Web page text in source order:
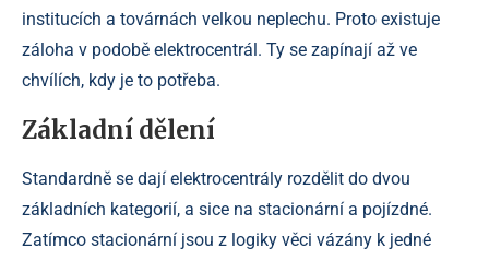
institucích a továrnách velkou neplechu. Proto existuje
záloha v podobě elektrocentrál. Ty se zapínají až ve
chvílích, kdy je to potřeba.
Základní dělení
Standardně se dají elektrocentrály rozdělit do dvou
základních kategorií, a sice na stacionární a pojízdné.
Zatímco stacionární jsou z logiky věci vázány k jedné